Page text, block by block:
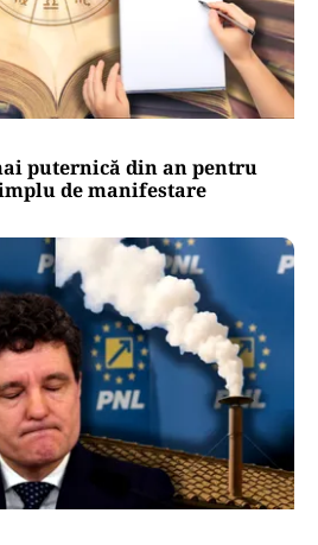
puternică din an pentru
de manifestare